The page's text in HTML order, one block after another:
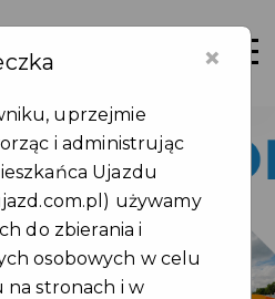
Zaloguj×
uprzejmie
i administrując
Ujazdu
używamy
do zbierania i
osobowych w celu
na stronach i w